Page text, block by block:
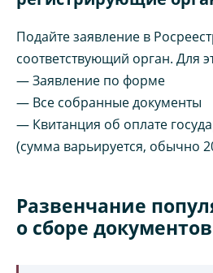
Подайте заявление в
соответствующий орган. Для
— Заявление по форме
— Все собранные документы
— Квитанция об оплате
(сумма варьируется, обычно
Развенчание
о сборе